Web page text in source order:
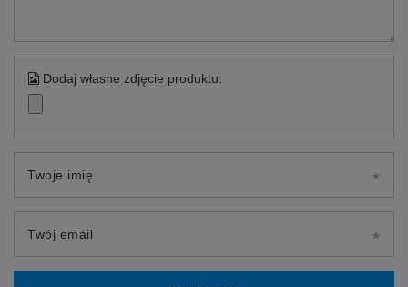
Dodaj własne zdjęcie produktu:
Twoje imię
Twój email